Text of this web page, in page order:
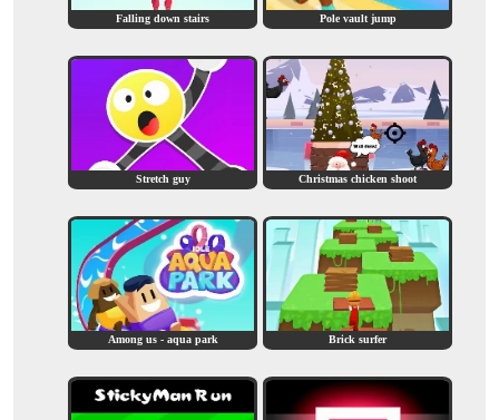
Falling down stairs Pole vault jump
Stretch guy Christmas chicken shoot
Among us - aqua park Brick surfer